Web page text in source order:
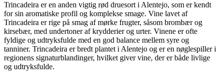
Trincadeira er en anden vigtig rød druesort i Alentejo, som er kendt
for sin aromatiske profil og komplekse smage. Vine lavet af
Trincadeira er rige på smag af mørke frugter, såsom brombær og
kirsebær, med undertoner af krydderier og urter. Vinene er ofte
fyldige og udtryksfulde med en god balance mellem syre og
tanniner. Trincadeira er bredt plantet i Alentejo og er en nøglespiller i
regionens signaturblandinger, hvilket giver vine, der er både livlige
og udtryksfulde.